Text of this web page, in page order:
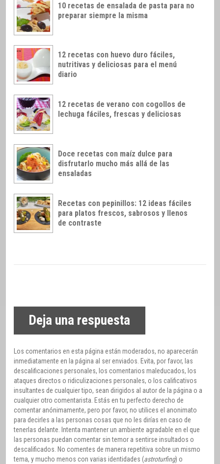
10 recetas de ensalada de pasta para no
preparar siempre la misma
12 recetas con huevo duro fáciles,
nutritivas y deliciosas para el menú
diario
12 recetas de verano con cogollos de
lechuga fáciles, frescas y deliciosas
Doce recetas con maíz dulce para
disfrutarlo mucho más allá de las
ensaladas
Recetas con pepinillos: 12 ideas fáciles
para platos frescos, sabrosos y llenos
de contraste
Deja una respuesta
Los comentarios en esta página están moderados, no aparecerán
inmediatamente en la página al ser enviados. Evita, por favor, las
descalificaciones personales, los comentarios maleducados, los
ataques directos o ridiculizaciones personales, o los calificativos
insultantes de cualquier tipo, sean dirigidos al autor de la página o a
cualquier otro comentarista. Estás en tu perfecto derecho de
comentar anónimamente, pero por favor, no utilices el anonimato
para decirles a las personas cosas que no les dirías en caso de
tenerlas delante. Intenta mantener un ambiente agradable en el que
las personas puedan comentar sin temor a sentirse insultados o
descalificados. No comentes de manera repetitiva sobre un mismo
tema, y mucho menos con varias identidades (astroturfing) o